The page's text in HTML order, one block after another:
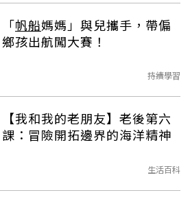
「帆船媽媽」與兒攜手，帶偏
鄉孩出航闖大賽！
持續學習
【我和我的老朋友】老後第六
課：冒險開拓邊界的海洋精神
生活百科